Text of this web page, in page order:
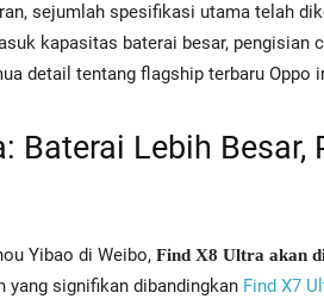
sejumlah spesifikasi utama telah
kapasitas baterai besar, pengisian
detail tentang flagship terbaru Oppo
Baterai Lebih Besar,
Yibao di Weibo, Find X8 Ultra akan
yang signifikan dibandingkan Find X7